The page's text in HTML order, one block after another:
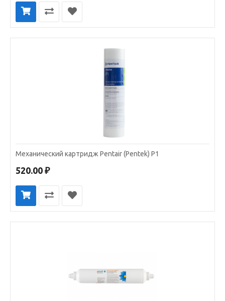
Механический картридж Pentair (Pentek) P1
520.00 ₽